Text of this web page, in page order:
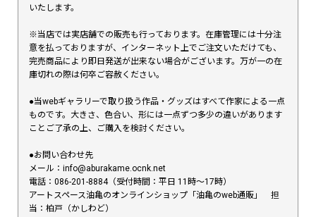
いたします。
※当店では実店舗での販売も行っております。在庫管理には十分注
意を払っておりますが、インターネット上でご注文いただけても、
完売商品により即日発送が出来ない場合がございます。万が一の在
庫切れの際は何卒ご容赦ください。
●当webギャラリーで取り扱う作品・グッズはすべて作家による一点
ものです。大きさ、色合い、形には一点ずつ多少の違いがあります
ことご了承の上、ご購入を検討ください。
●お問い合わせ先
メール：info@aburakame.ocnk.net
電話：086-201-8884（受付時間：平日 11時〜17時）
アートスペース油亀のオンラインショップ「油亀のweb通販」 担
当：柏戸（かしわど）